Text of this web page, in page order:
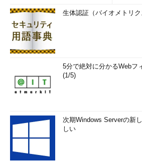
生体認証（バイオメトリ
5分で絶対に分かるWebフ
(1/5)
次期Windows Serverの新
しい